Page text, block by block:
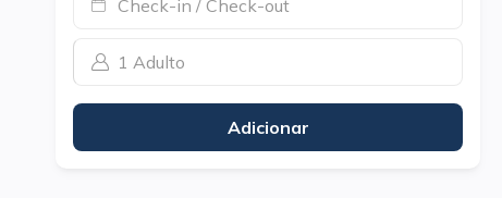
Check-in / Check-out
1 Adulto
Adicionar